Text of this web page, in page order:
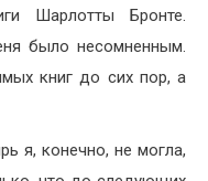
Шарлотты Бронте.
было несомненным.
книг до сих пор, а
я, конечно, не могла,